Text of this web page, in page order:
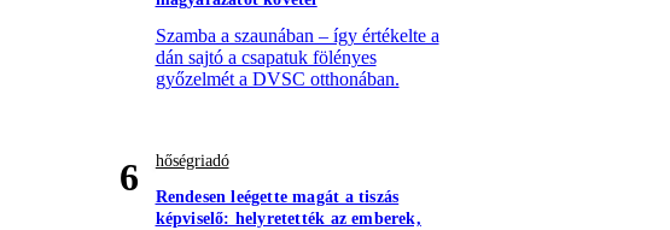
Szamba a szaunában – így értékelte a
dán sajtó a csapatuk fölényes
győzelmét a DVSC otthonában.
6
hőségriadó
Rendesen leégette magát a tiszás
képviselő: helyretették az emberek,